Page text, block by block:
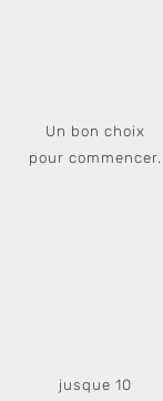
Un bon choix
pour commencer.
jusque 10